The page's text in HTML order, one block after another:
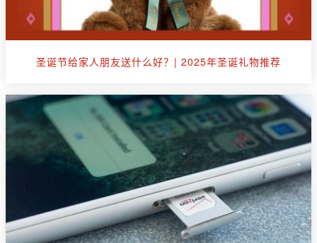
圣诞节给家人朋友送什么好？| 2025年圣诞礼物推荐